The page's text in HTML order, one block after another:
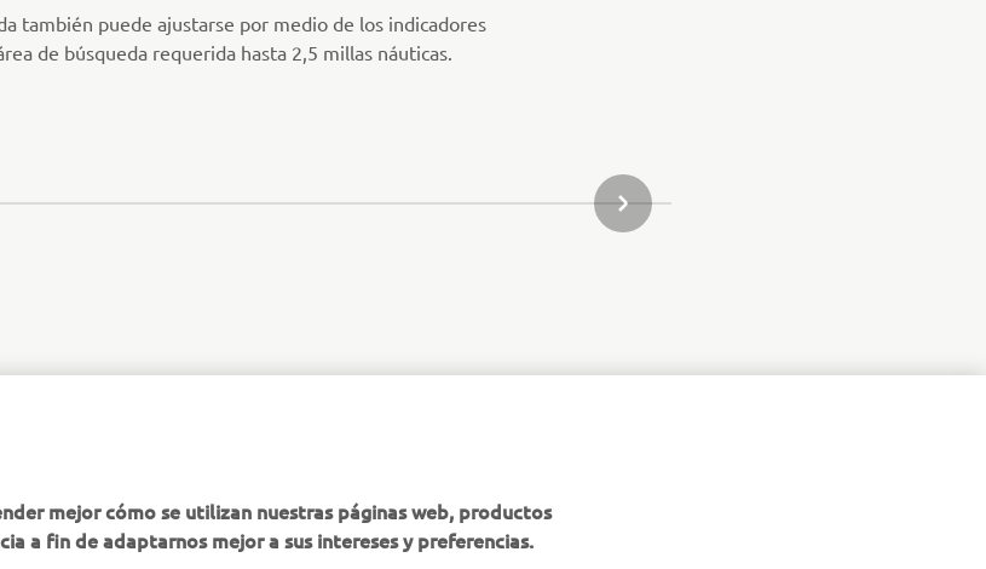
también puede ajustarse por medio de los indicadores
de búsqueda requerida hasta 2,5 millas náuticas.
SIGUIENTE ELEMENTO DE LA GALERÍA
Atención al Cliente
Sé el primero en enterarte de las últimas ofertas, eventos
mejor cómo se utilizan nuestras páginas web, productos
a fin de adaptarnos mejor a sus intereses y preferencias.